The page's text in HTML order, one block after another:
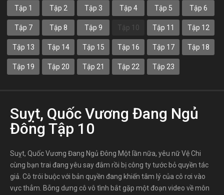
Tập 1 Tập 2 Tập 3 Tập 4 Tập 5 Tập 6
Tập 7 Tập 8 Tập 9 Tập 10 Tập 11 Tập 12
Tập 13 Tập 14 Tập 15 Tập 16 Tập 17 Tập 18
Tập 19 Tập 20 Tập 21 Tập 22 Tập 23
Suỵt, Quốc Vương Đang Ngủ
Đông Tập 10
Suỵt, Quốc Vương Đang Ngủ Đông Một lần nữa, yêu nữ Vệ Chi
cùng bạn trai đang yêu say đắm rồi bị công ty tước bỏ quyền tác
giả. Cô trói buộc với bản quyền đang khiến tâm lý của cô rơi vào
vực thẳm. Bỗng dưng cô vô tình bắt gặp một đoạn video về môn